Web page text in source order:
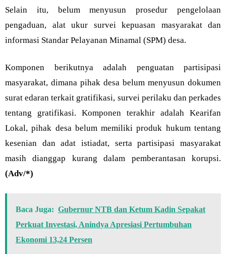
Selain itu, belum menyusun prosedur pengelolaan
pengaduan, alat ukur survei kepuasan masyarakat dan
informasi Standar Pelayanan Minamal (SPM) desa.
Komponen berikutnya adalah penguatan partisipasi
masyarakat, dimana pihak desa belum menyusun dokumen
surat edaran terkait gratifikasi, survei perilaku dan perkades
tentang gratifikasi. Komponen terakhir adalah Kearifan
Lokal, pihak desa belum memiliki produk hukum tentang
kesenian dan adat istiadat, serta partisipasi masyarakat
masih dianggap kurang dalam pemberantasan korupsi.
(Adv/*)
Baca Juga: Gubernur NTB dan Ketum Kadin Sepakat
Perkuat Investasi, Anindya Apresiasi Pertumbuhan
Ekonomi 13,24 Persen